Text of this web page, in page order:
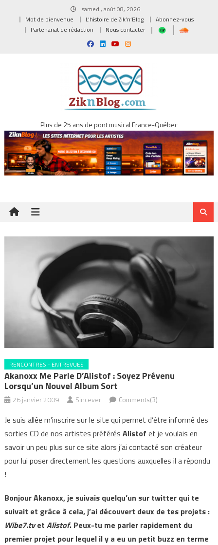
samedi, août 08, 2026
Mot de bienvenue
L’histoire de Zik’n’Blog
Abonnez-vous
Partenariat de rédaction
Nous contacter
Plus de 25 ans de pont musical France-Québec
RENCONTRES - ENTREVUES
Akanoxx Me Parle D’Alistof : Soyez Prévenu
Lorsqu’un Nouvel Album Sort
26 janvier 2009 Sincever Comments(3)
Je suis allée m’inscrire sur le site qui permet d’être informé des
sorties CD de nos artistes préférés Alistof et je voulais en
savoir un peu plus sur ce site alors j’ai contacté son créateur
pour lui poser directement les questions auxquelles il a répondu
!
Bonjour Akanoxx, je suivais quelqu’un sur twitter qui te
suivait et grâce à cela, j’ai découvert deux de tes projets :
Wibe7.tvet Alistof. Peux-tu me parler rapidement du
premier projet pour lequel il y a eu un petit buzz en terme